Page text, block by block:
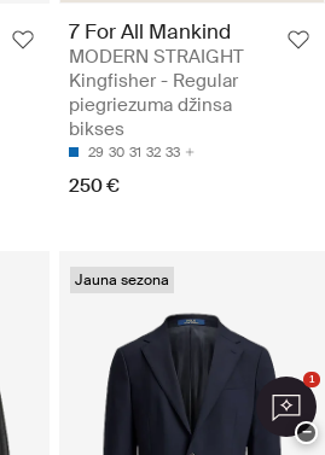
7 For All Mankind
MODERN STRAIGHT
Kingfisher - Regular
piegriezuma džinsa
bikses
29 30 31 32 33
250 €
Jauna sezona
1
−